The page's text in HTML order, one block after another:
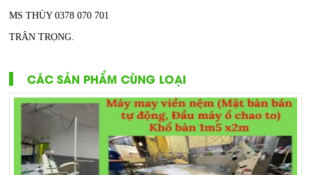
MS THÙY 0378 070 701
TRÂN TRỌNG.
CÁC SẢN PHẨM CÙNG LOẠI